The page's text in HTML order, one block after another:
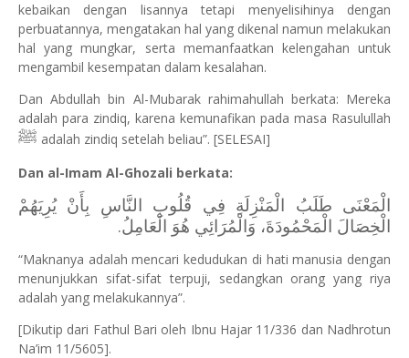
kebaikan dengan lisannya tetapi menyelisihinya dengan
perbuatannya, mengatakan hal yang dikenal namun melakukan
hal yang mungkar, serta memanfaatkan kelengahan untuk
mengambil kesempatan dalam kesalahan.
Dan Abdullah bin Al-Mubarak rahimahullah berkata: Mereka
adalah para zindiq, karena kemunafikan pada masa Rasulullah
ﷺ adalah zindiq setelah beliau”. [SELESAI]
Dan al-Imam Al-Ghozali berkata:
الْمَعْنَى طَلَبُ الْمَنْزِلَةِ فِي قُلُوبِ النَّاسِ بِأَنْ يُرِيَهُمْ
الْخِصَالَ الْمَحْمُودَةَ، وَالْمُرَائِي هُوَ الْعَامِلُ.
“Maknanya adalah mencari kedudukan di hati manusia dengan
menunjukkan sifat-sifat terpuji, sedangkan orang yang riya
adalah yang melakukannya”.
[Dikutip dari Fathul Bari oleh Ibnu Hajar 11/336 dan Nadhrotun
Na’im 11/5605].